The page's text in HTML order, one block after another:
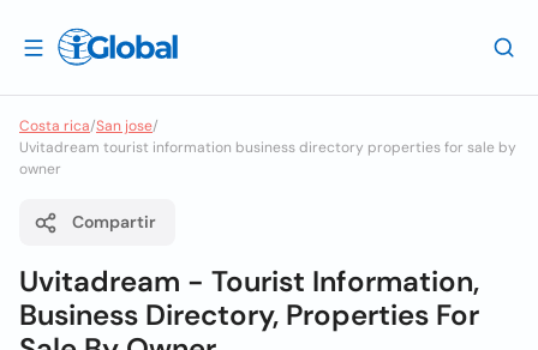
Costa rica/San jose/
Uvitadream tourist information business directory properties for sale by
owner
Compartir
Uvitadream - Tourist Information,
Business Directory, Properties For